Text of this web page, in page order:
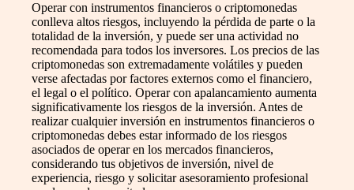
Operar con instrumentos financieros o criptomonedas
conlleva altos riesgos, incluyendo la pérdida de parte o la
totalidad de la inversión, y puede ser una actividad no
recomendada para todos los inversores. Los precios de las
criptomonedas son extremadamente volátiles y pueden
verse afectadas por factores externos como el financiero,
el legal o el político. Operar con apalancamiento aumenta
significativamente los riesgos de la inversión. Antes de
realizar cualquier inversión en instrumentos financieros o
criptomonedas debes estar informado de los riesgos
asociados de operar en los mercados financieros,
considerando tus objetivos de inversión, nivel de
experiencia, riesgo y solicitar asesoramiento profesional